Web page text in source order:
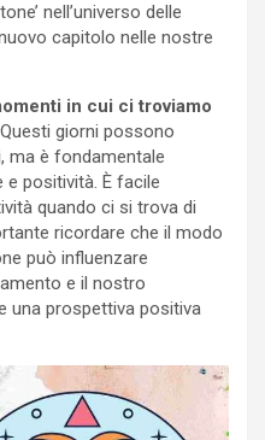
nell’universo delle
capitolo nelle nostre
in cui ci troviamo
giorni possono
ma è fondamentale
positività. È facile
quando ci si trova di
ricordare che il modo
può influenzare
e il nostro
una prospettiva positiva